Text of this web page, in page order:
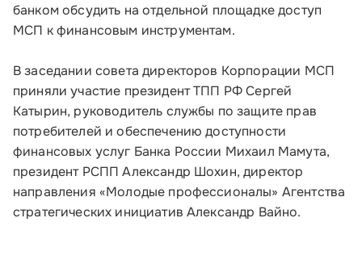
банком обсудить на отдельной площадке доступ
МСП к финансовым инструментам.
В заседании совета директоров Корпорации МСП
приняли участие президент ТПП РФ Сергей
Катырин, руководитель службы по защите прав
потребителей и обеспечению доступности
финансовых услуг Банка России Михаил Мамута,
президент РСПП Александр Шохин, директор
направления «Молодые профессионалы» Агентства
стратегических инициатив Александр Вайно.